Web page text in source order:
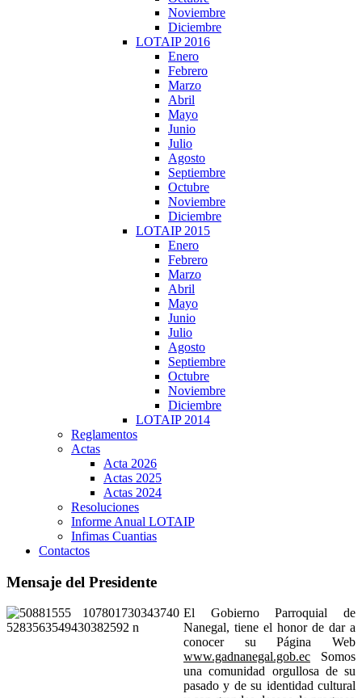
Noviembre
Diciembre
LOTAIP 2016
Enero
Febrero
Marzo
Abril
Mayo
Junio
Julio
Agosto
Septiembre
Octubre
Noviembre
Diciembre
LOTAIP 2015
Enero
Febrero
Marzo
Abril
Mayo
Junio
Julio
Agosto
Septiembre
Octubre
Noviembre
Diciembre
LOTAIP 2014
Reglamentos
Actas
Acta 2026
Actas 2025
Actas 2024
Resoluciones
Informe Anual LOTAIP
Infimas Cuantias
Contactos
Mensaje del Presidente
El Gobierno Parroquial de
Nanegal, tiene el honor de dar a
conocer su Página Web
www.gadnanegal.gob.ec Somos
una comunidad orgullosa de su
pasado y de su identidad cultural